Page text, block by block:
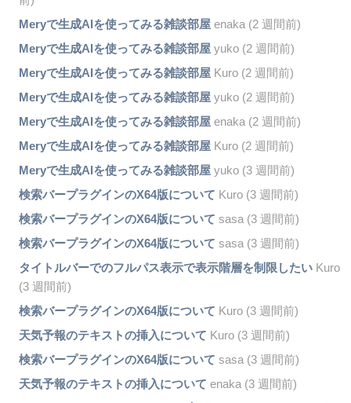
Meryで生成AIを使ってみる雑談部屋enaka (2 週間前)
Meryで生成AIを使ってみる雑談部屋yuko (2 週間前)
Meryで生成AIを使ってみる雑談部屋Kuro (2 週間前)
Meryで生成AIを使ってみる雑談部屋yuko (2 週間前)
Meryで生成AIを使ってみる雑談部屋enaka (2 週間前)
Meryで生成AIを使ってみる雑談部屋Kuro (2 週間前)
Meryで生成AIを使ってみる雑談部屋yuko (3 週間前)
検索バープラグインのX64版について Kuro (3 週間前)
検索バープラグインのX64版について sasa (3 週間前)
検索バープラグインのX64版について sasa (3 週間前)
タイトルバーでのフルパス表示で表示階層を制限したいKuro
(3 週間前)
検索バープラグインのX64版について Kuro (3 週間前)
天気予報のテキストの挿入について Kuro (3 週間前)
検索バープラグインのX64版について sasa (3 週間前)
天気予報のテキストの挿入について enaka (3 週間前)